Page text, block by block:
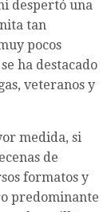
despertó una
tan
pocos
ha destacado
veteranos y
medida, si
de
formatos y
predominante